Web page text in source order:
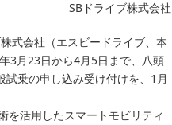
SBドライブ株式会社
式会社（エスビードライブ、本
3月23日から4月5日まで、八頭
乗の申し込み受け付けを、1月
を活用したスマートモビリティ